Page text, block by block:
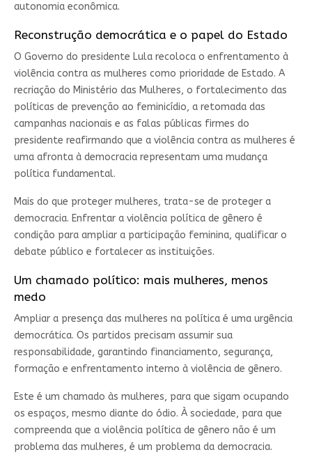
autonomia econômica.
Reconstrução democrática e o papel do Estado
O Governo do presidente Lula recoloca o enfrentamento à
violência contra as mulheres como prioridade de Estado. A
recriação do Ministério das Mulheres, o fortalecimento das
políticas de prevenção ao feminicídio, a retomada das
campanhas nacionais e as falas públicas firmes do
presidente reafirmando que a violência contra as mulheres é
uma afronta à democracia representam uma mudança
política fundamental.
Mais do que proteger mulheres, trata-se de proteger a
democracia. Enfrentar a violência política de gênero é
condição para ampliar a participação feminina, qualificar o
debate público e fortalecer as instituições.
Um chamado político: mais mulheres, menos
medo
Ampliar a presença das mulheres na política é uma urgência
democrática. Os partidos precisam assumir sua
responsabilidade, garantindo financiamento, segurança,
formação e enfrentamento interno à violência de gênero.
Este é um chamado às mulheres, para que sigam ocupando
os espaços, mesmo diante do ódio. À sociedade, para que
compreenda que a violência política de gênero não é um
problema das mulheres, é um problema da democracia.